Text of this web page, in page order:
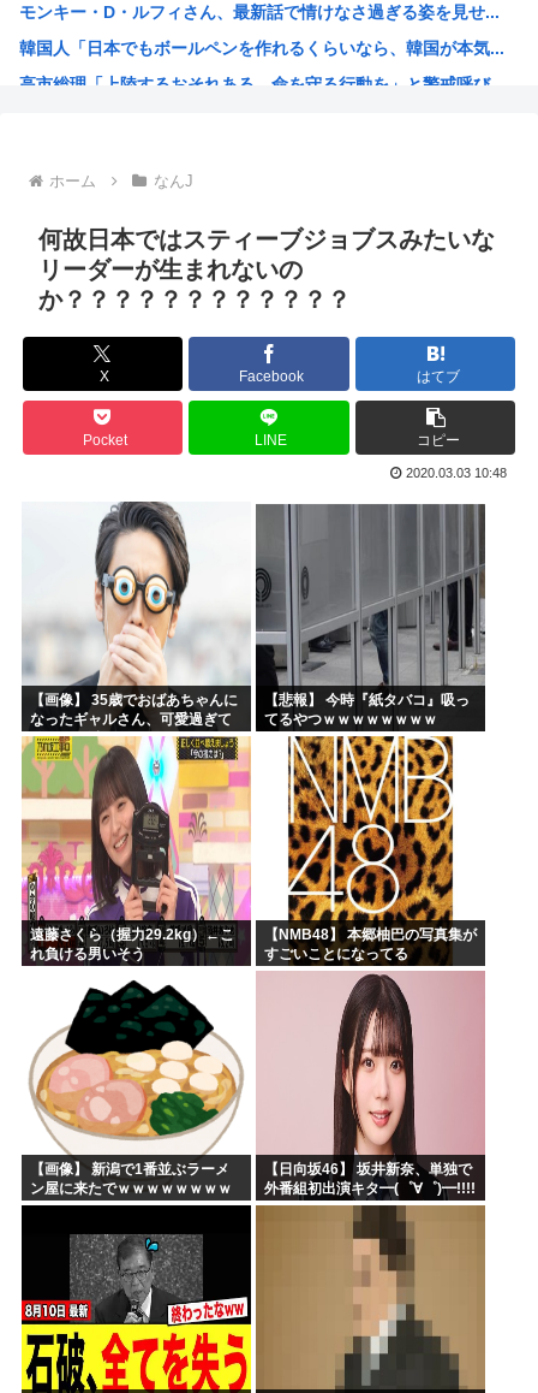
【画像】昨日の銀だこ、８８人しか買えない８８円セールでク...
「日本で1番有名なイギリス人」、これについて少し話そうや
モンキー・D・ルフィさん、最新話で情けなさ過ぎる姿を見せ...
韓国人「日本でもボールペンを作れるくらいなら、韓国が本気...
高市総理「上陸するおそれある。命を守る行動を」と警戒呼び...
ハンターハンターのウボォーギン、再評価が進みすぎてもはや...
海外「本当にすごい！」日本が清潔な理由を体験した米大物キ...
トー横キッズ、ジャップの大人に失望「相談しても具体的に何...
映画『ブルーロック』さん、大コケ⚽️
性行為の同意のお勉強漫画が192.1万バズ！！！お前らも...
バニー描いたよ?
無職転生、正ヒロインがフィギュア化www
韓国人「日本人が殆ど食べない海産物がこちらです‥」→「島...
日本の牛カツ定食に世界が騒然！←「これは食べたい」（海外...
【急募】暇潰しにおすすめの日常アニメ
片山さつき、高市反逆罪で粛清へwww
イラストレーター「猫のキャラ描きました。全員分かるかな？...
【動画】高市早苗さん、広島の被爆者代表を睨みつけてしまい...
ホーム なんJ
何故日本ではスティーブジョブスみたいな
リーダーが生まれないの
か？？？？？？？？？？？？
X Facebook はてブ
Pocket LINE コピー
2020.03.03 10:48
【画像】 35歳でおばあちゃんに
なったギャルさん、可愛過ぎて
嫉妬不可避w w w w w w w w w w
w
【悲報】 今時『紙タバコ』吸っ
てるやつｗｗｗｗｗｗｗｗ
遠藤さくら（握力29.2kg）←こ
れ負ける男いそう
【NMB48】 本郷柚巴の写真集が
すごいことになってる
【画像】 新潟で1番並ぶラーメ
ン屋に来たでｗｗｗｗｗｗｗｗ
【日向坂46】 坂井新奈、単独で
外番組初出演キタ━(゜∀゜)━!!!!